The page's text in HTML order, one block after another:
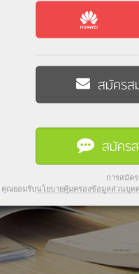
สมัครส
สมัคร
การสมัค
คุณยอมรับนโยบายคุ้มครองข้อมูลส่วนบุค